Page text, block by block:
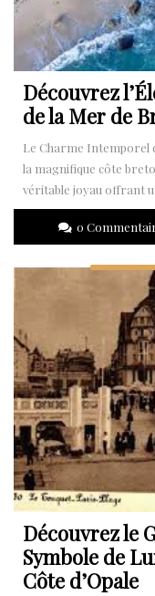
Découvrez
de la Mer de
Le Charme Intemporel
la magnifique côte
véritable joyau offrant
0
Découvrez le
Symbole de
Côte d’Opale